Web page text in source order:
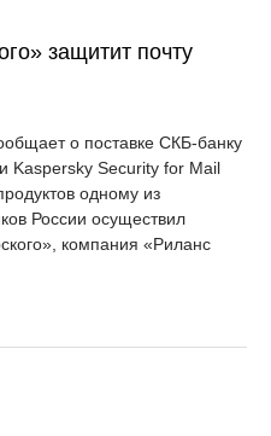
защитит почту
о поставке СКБ-банку
Kaspersky Security for Mail
одному из
России осуществил
компания «Риланс